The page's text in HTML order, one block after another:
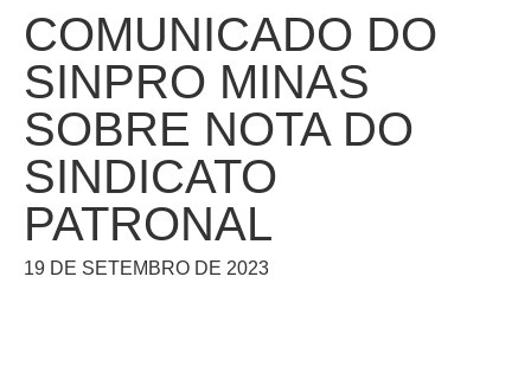
COMUNICADO DO
SINPRO MINAS
SOBRE NOTA DO
SINDICATO
PATRONAL
19 DE SETEMBRO DE 2023